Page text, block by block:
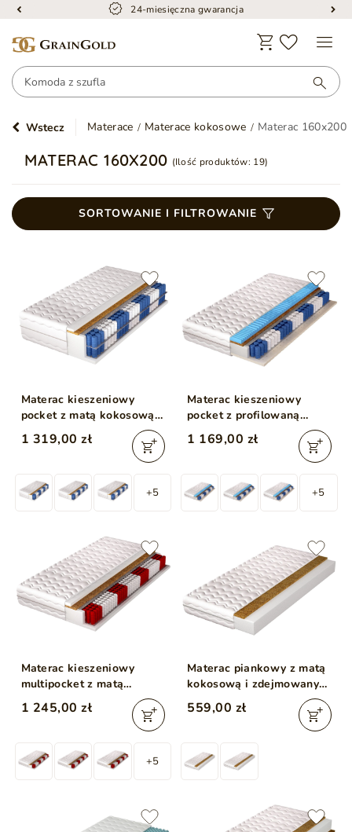
24-miesięczna gwarancja
Wstecz Materace Materace kokosowe Materac 160x200
MATERAC 160X200 (Ilość produktów: 19)
SORTOWANIE I FILTROWANIE
Materac kieszeniowy
pocket z matą kokosową i
pianką poliuretanową
Cavani 160x200
1 319,00 zł
+5
Materac kieszeniowy
pocket z profilowaną
pianką, kokosem i
lateksem Tivo 160x200
1 169,00 zł
+5
Materac kieszeniowy
multipocket z matą
kokosową Lunaro
160x200
1 245,00 zł
+5
Materac piankowy z matą
kokosową i zdejmowanym
pokrowcem Tomi 10
160x200
559,00 zł